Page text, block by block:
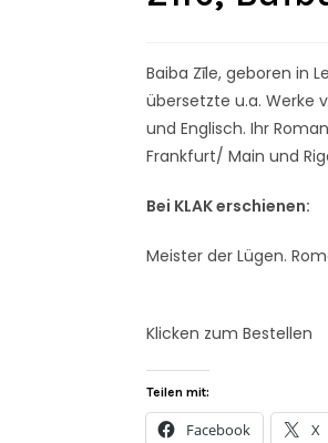
Baiba Zīle, geboren in
übersetzte u.a. Werke
und Englisch. Ihr
Frankfurt/ Main und
Bei KLAK erschienen:
Meister der Lügen.
Klicken zum Bestellen
Teilen mit:
Facebook X